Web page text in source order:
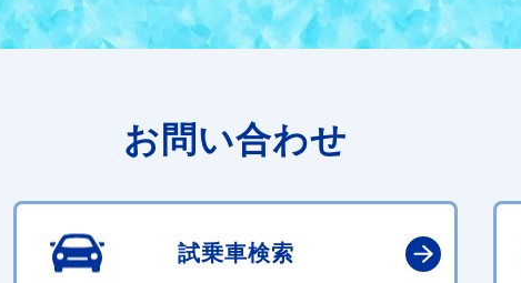
お問い合わせ
試乗車検索